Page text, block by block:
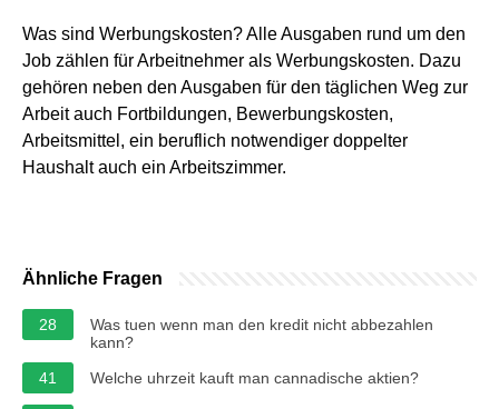
Was sind Werbungskosten? Alle Ausgaben rund um den
Job zählen für Arbeitnehmer als Werbungskosten. Dazu
gehören neben den Ausgaben für den täglichen Weg zur
Arbeit auch Fortbildungen, Bewerbungskosten,
Arbeitsmittel, ein beruflich notwendiger doppelter
Haushalt auch ein Arbeitszimmer.
Ähnliche Fragen
28
Was tuen wenn man den kredit nicht abbezahlen
kann?
41
Welche uhrzeit kauft man cannadische aktien?